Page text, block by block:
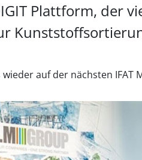
Plattform, der
auf der nächsten IFAT